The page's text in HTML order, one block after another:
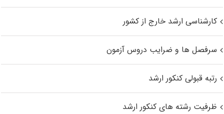
کارشناسی ارشد خارج از کشور
سرفصل ها و ضرایب دروس آزمون
رتبه قبولی کنکور ارشد
ظرفیت رشته های کنکور ارشد